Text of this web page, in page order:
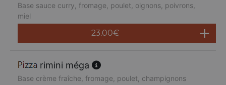
Base sauce curry, fromage, poulet, oignons, poivrons,
miel
23.00€
rimini méga
Base crème fraîche, fromage, poulet, champignons